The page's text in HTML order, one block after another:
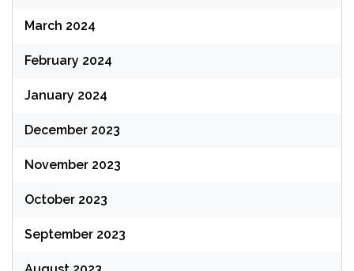
March 2024
February 2024
January 2024
December 2023
November 2023
October 2023
September 2023